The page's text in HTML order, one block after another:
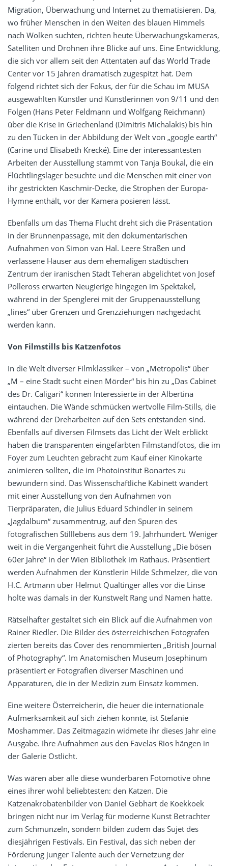
Migration, Überwachung und Internet zu thematisieren. Da,
wo früher Menschen in den Weiten des blauen Himmels
nach Wolken suchten, richten heute Überwachungskameras,
Satelliten und Drohnen ihre Blicke auf uns. Eine Entwicklung,
die sich vor allem seit den Attentaten auf das World Trade
Center vor 15 Jahren dramatisch zugespitzt hat. Dem
folgend richtet sich der Fokus, der für die Schau im MUSA
ausgewählten Künstler und Künstlerinnen von 9/11 und den
Folgen (Hans Peter Feldmann und Wolfgang Reichmann)
über die Krise in Griechenland (Dimitris Michalakis) bis hin
zu den Tücken in der Abbildung der Welt von „google earth“
(Carine und Elisabeth Krecké). Eine der interessantesten
Arbeiten der Ausstellung stammt von Tanja Boukal, die ein
Flüchtlingslager besuchte und die Menschen mit einer von
ihr gestrickten Kaschmir-Decke, die Strophen der Europa-
Hymne enthält, vor der Kamera posieren lässt.
Ebenfalls um das Thema Flucht dreht sich die Präsentation
in der Brunnenpassage, mit den dokumentarischen
Aufnahmen von Simon van Hal. Leere Straßen und
verlassene Häuser aus dem ehemaligen städtischen
Zentrum der iranischen Stadt Teheran abgelichtet von Josef
Polleross erwarten Neugierige hingegen im Spektakel,
während in der Spenglerei mit der Gruppenausstellung
„lines“ über Grenzen und Grenzziehungen nachgedacht
werden kann.
Von Filmstills bis Katzenfotos
In die Welt diverser Filmklassiker – von „Metropolis“ über
„M – eine Stadt sucht einen Mörder“ bis hin zu „Das Cabinet
des Dr. Caligari“ können Interessierte in der Albertina
eintauchen. Die Wände schmücken wertvolle Film-Stills, die
während der Dreharbeiten auf den Sets entstanden sind.
Ebenfalls auf diversen Filmsets das Licht der Welt erblickt
haben die transparenten eingefärbten Filmstandfotos, die im
Foyer zum Leuchten gebracht zum Kauf einer Kinokarte
animieren sollten, die im Photoinstitut Bonartes zu
bewundern sind. Das Wissenschaftliche Kabinett wandert
mit einer Ausstellung von den Aufnahmen von
Tierpräparaten, die Julius Eduard Schindler in seinem
„Jagdalbum“ zusammentrug, auf den Spuren des
fotografischen Stilllebens aus dem 19. Jahrhundert. Weniger
weit in die Vergangenheit führt die Ausstellung „Die bösen
60er Jahre“ in der Wien Bibliothek im Rathaus. Präsentiert
werden Aufnahmen der Künstlerin Hilde Schmelzer, die von
H.C. Artmann über Helmut Qualtinger alles vor die Linse
holte was damals in der Kunstwelt Rang und Namen hatte.
Rätselhafter gestaltet sich ein Blick auf die Aufnahmen von
Rainer Riedler. Die Bilder des österreichischen Fotografen
zierten bereits das Cover des renommierten „British Journal
of Photography“. Im Anatomischen Museum Josephinum
präsentiert er Fotografien diverser Maschinen und
Apparaturen, die in der Medizin zum Einsatz kommen.
Eine weitere Österreicherin, die heuer die internationale
Aufmerksamkeit auf sich ziehen konnte, ist Stefanie
Moshammer. Das Zeitmagazin widmete ihr dieses Jahr eine
Ausgabe. Ihre Aufnahmen aus den Favelas Rios hängen in
der Galerie Ostlicht.
Was wären aber alle diese wunderbaren Fotomotive ohne
eines ihrer wohl beliebtesten: den Katzen. Die
Katzenakrobatenbilder von Daniel Gebhart de Koekkoek
bringen nicht nur im Verlag für moderne Kunst Betrachter
zum Schmunzeln, sondern bilden zudem das Sujet des
diesjährigen Festivals. Ein Festival, das sich neben der
Förderung junger Talente auch der Vernetzung der